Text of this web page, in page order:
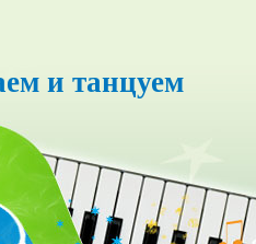
и танцуем